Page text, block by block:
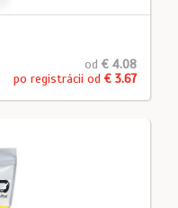
od € 4.08
po registrácii od € 3.67